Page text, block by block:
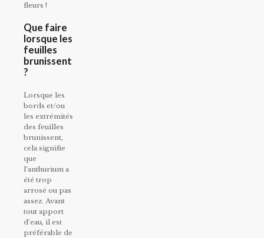
fleurs !
Que faire
lorsque les
feuilles
brunissent
?
Lorsque les
bords et/ou
les extrémités
des feuilles
brunissent,
cela signifie
que
l’anthurium a
été trop
arrosé ou pas
assez. Avant
tout apport
d’eau, il est
préférable de